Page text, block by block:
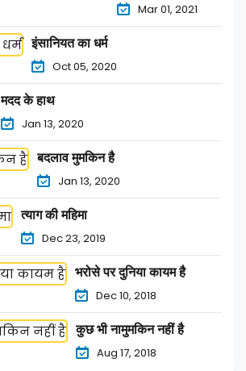
Mar 01, 2021
इंसानियत का धर्म
Oct 05, 2020
मदद के हाथ
Jan 13, 2020
बदलाव मुमकिन है
Jan 13, 2020
त्याग की महिमा
Dec 23, 2019
भरोसे पर दुनिया कायम है
Dec 10, 2018
कुछ भी नामुमकिन नहीं है
Aug 17, 2018